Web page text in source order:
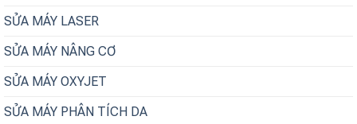
SỬA MÁY LASER
SỬA MÁY NÂNG CƠ
SỬA MÁY OXYJET
SỬA MÁY PHÂN TÍCH DA